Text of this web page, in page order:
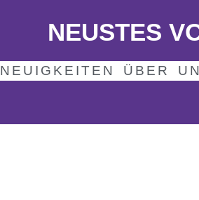
NEUSTES
NEUIGKEITEN ÜBER